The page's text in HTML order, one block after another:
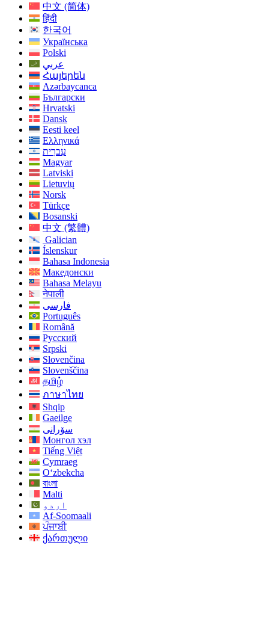
中文 (简体)
हिंदी
한국어
Українська
Polski
عربي
Հայերեն
Azərbaycanca
Български
Hrvatski
Dansk
Eesti keel
Ελληνικά
עִברִית
Magyar
Latviski
Lietuvių
Norsk
Türkçe
Bosanski
中文 (繁體)
Galician
Íslenskur
Bahasa Indonesia
Македонски
Bahasa Melayu
नेपाली
فارسی
Português
Română
Русский
Srpski
Slovenčina
Slovenščina
தமிழ்
ภาษาไทย
Shqip
Gaeilge
سۆرانی
Монгол хэл
Tiếng Việt
Cymraeg
O‘zbekcha
বাংলা
Malti
اردو
Af-Soomaali
ਪੰਜਾਬੀ
ქართული